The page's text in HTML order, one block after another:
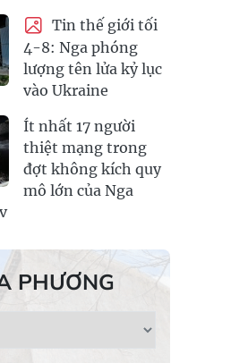
Tin thế giới tối
4-8: Nga phóng
lượng tên lửa kỷ lục
vào Ukraine
Ít nhất 17 người
thiệt mạng trong
đợt không kích quy
mô lớn của Nga
PHƯƠNG